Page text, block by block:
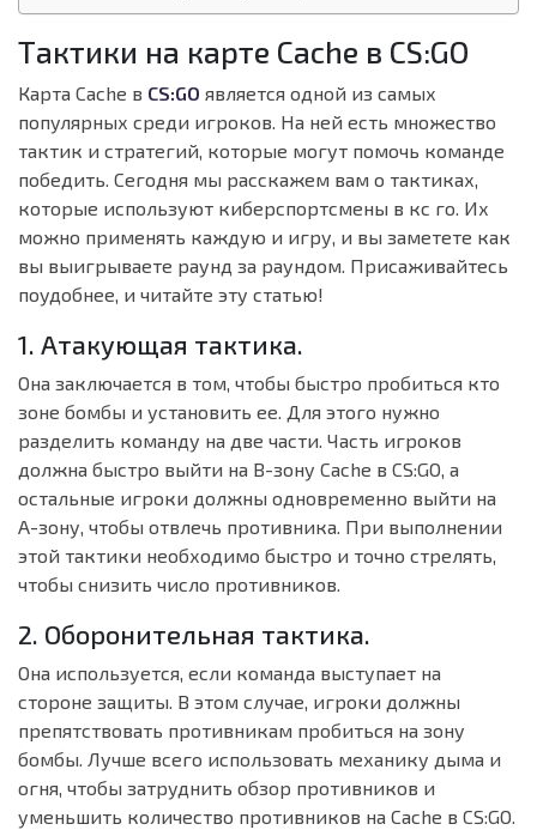
Тактики на карте Cache в CS:GO
Карта Cache в CS:GO является одной из самых
популярных среди игроков. На ней есть множество
тактик и стратегий, которые могут помочь команде
победить. Сегодня мы расскажем вам о тактиках,
которые используют киберспортсмены в кс го. Их
можно применять каждую и игру, и вы заметете как
вы выигрываете раунд за раундом. Присаживайтесь
поудобнее, и читайте эту статью!
1. Атакующая тактика.
Она заключается в том, чтобы быстро пробиться кто
зоне бомбы и установить ее. Для этого нужно
разделить команду на две части. Часть игроков
должна быстро выйти на B-зону Cache в CS:GO, а
остальные игроки должны одновременно выйти на
A-зону, чтобы отвлечь противника. При выполнении
этой тактики необходимо быстро и точно стрелять,
чтобы снизить число противников.
2. Оборонительная тактика.
Она используется, если команда выступает на
стороне защиты. В этом случае, игроки должны
препятствовать противникам пробиться на зону
бомбы. Лучше всего использовать механику дыма и
огня, чтобы затруднить обзор противников и
уменьшить количество противников на Cache в CS:GO.